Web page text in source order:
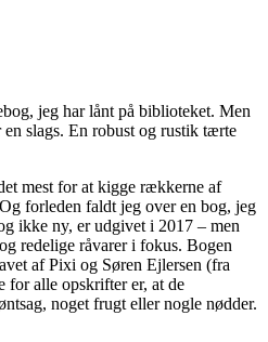
jeg har lånt på biblioteket. Men
slags. En robust og rustik tærte
mest for at kigge rækkerne af
forleden faldt jeg over en bog, jeg
ikke ny, er udgivet i 2017 – men
redelige råvarer i fokus. Bogen
af Pixi og Søren Ejlersen (fra
for alle opskrifter er, at de
noget frugt eller nogle nødder.